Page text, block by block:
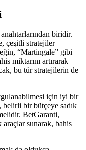
biridir.
çeşitli stratejiler
“Martingale” gibi
miktarını artırarak
bu tür stratejilerin de
için iyi bir
belirli bir bütçeye sadık
BetGaranti,
araçlar sunarak, bahis